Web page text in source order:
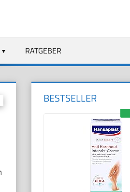
RATGEBER
BESTSELLER